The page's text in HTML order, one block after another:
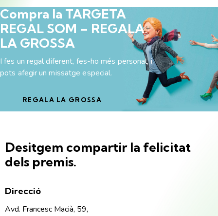
Compra la TARGETA
REGAL SOM – REGALA
LA GROSSA
I fes un regal diferent, fes-ho més personal, i
pots afegir un missatge especial.
REGALA LA GROSSA
Desitgem compartir la felicitat
dels premis.
Direcció
Avd. Francesc Macià, 59,